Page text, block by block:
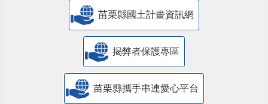
苗栗縣國土計畫資訊網
揭弊者保護專區
苗栗縣攜手串連愛心平台